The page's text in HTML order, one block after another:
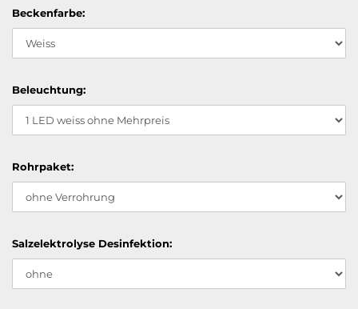
Beckenfarbe:
Beleuchtung:
Rohrpaket:
Salzelektrolyse Desinfektion: